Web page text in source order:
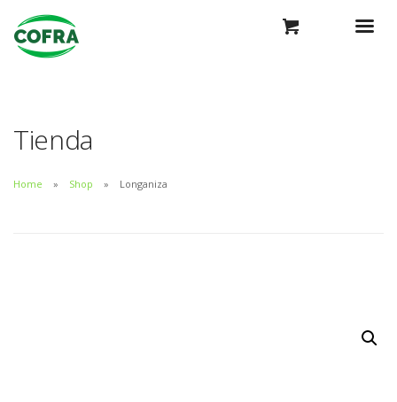
Tienda
Home Shop Longaniza